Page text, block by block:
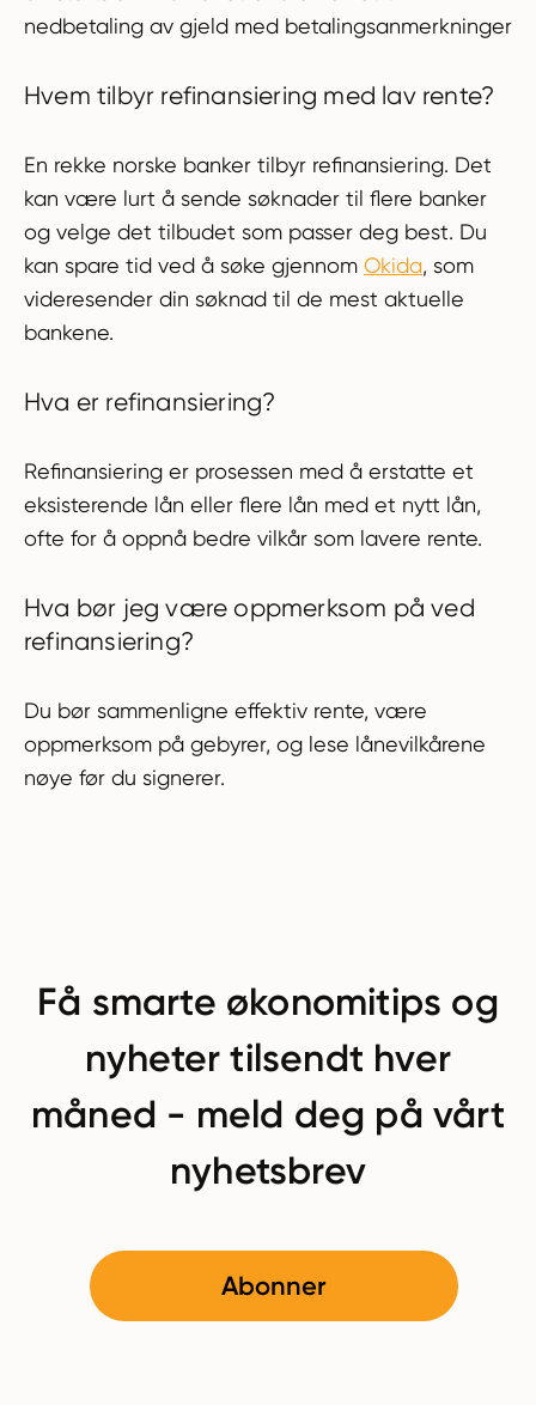
nedbetaling av gjeld med betalingsanmerkninger
Hvem tilbyr refinansiering med lav rente?
En rekke norske banker tilbyr refinansiering. Det
kan være lurt å sende søknader til flere banker
og velge det tilbudet som passer deg best. Du
kan spare tid ved å søke gjennom Okida, som
videresender din søknad til de mest aktuelle
bankene.
Hva er refinansiering?
Refinansiering er prosessen med å erstatte et
eksisterende lån eller flere lån med et nytt lån,
ofte for å oppnå bedre vilkår som lavere rente.
Hva bør jeg være oppmerksom på ved
refinansiering?
Du bør sammenligne effektiv rente, være
oppmerksom på gebyrer, og lese lånevilkårene
nøye før du signerer.
Få smarte økonomitips og
nyheter tilsendt hver
måned - meld deg på vårt
nyhetsbrev
Abonner